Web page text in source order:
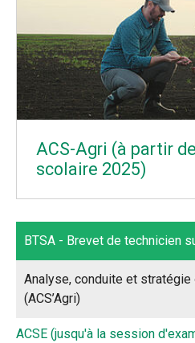
ACS-Agri (à partir
scolaire 2025)
BTSA - Brevet de technicien
Analyse, conduite et stratégie
(ACS’Agri)
ACSE (jusqu'à la session